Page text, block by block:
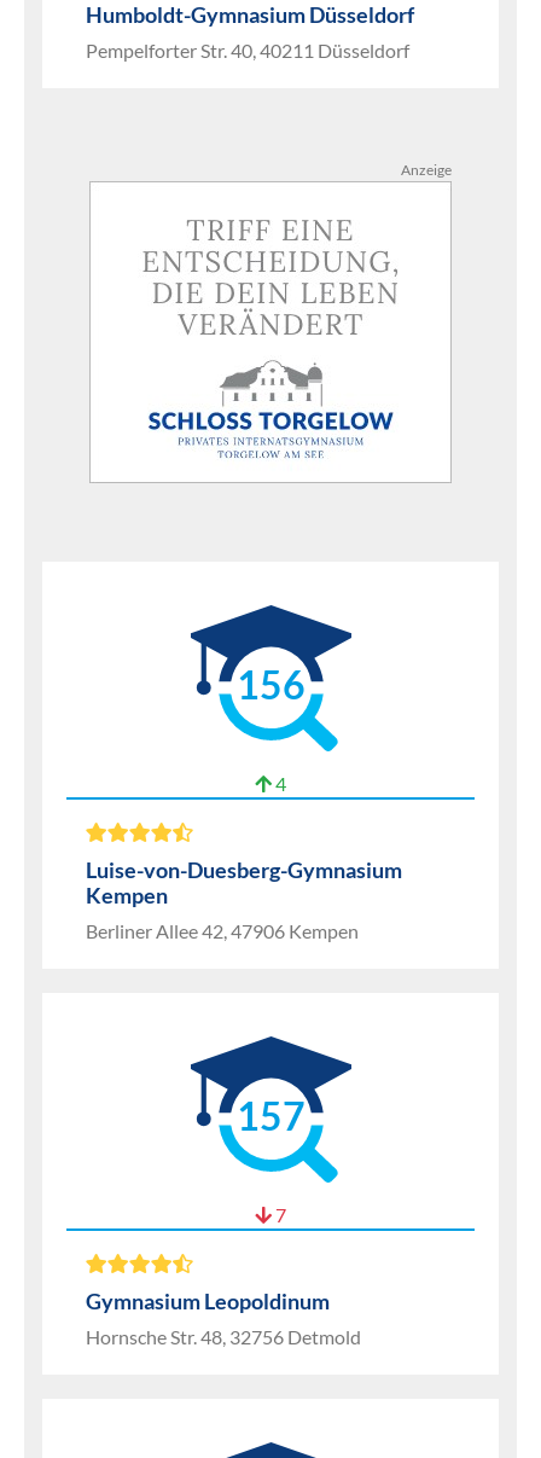
Humboldt-Gymnasium Düsseldorf
Pempelforter Str. 40, 40211 Düsseldorf
Anzeige
156
4
Luise-von-Duesberg-Gymnasium
Kempen
Berliner Allee 42, 47906 Kempen
157
7
Gymnasium Leopoldinum
Hornsche Str. 48, 32756 Detmold